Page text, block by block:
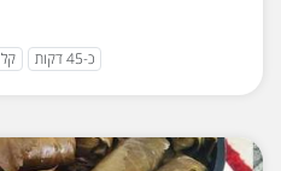
כ-45 דקות קל